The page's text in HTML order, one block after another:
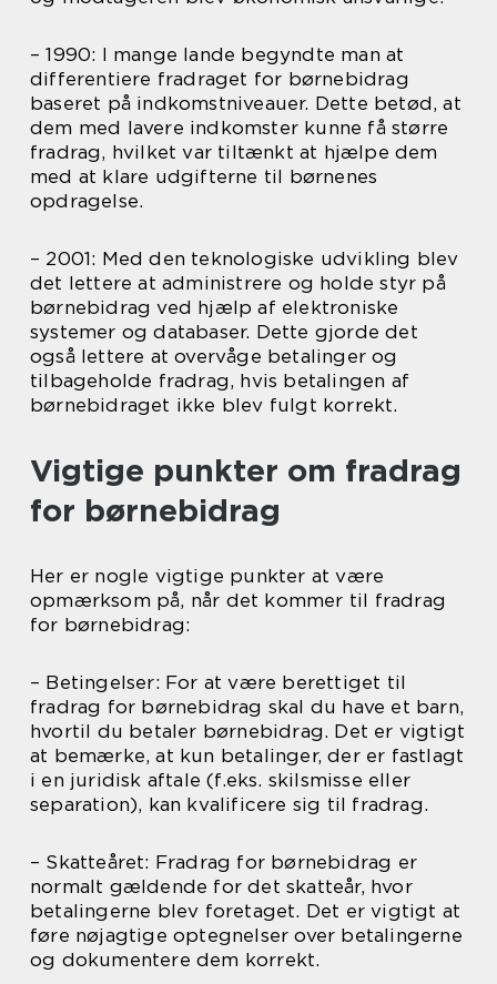
– 1990: I mange lande begyndte man at
differentiere fradraget for børnebidrag
baseret på indkomstniveauer. Dette betød, at
dem med lavere indkomster kunne få større
fradrag, hvilket var tiltænkt at hjælpe dem
med at klare udgifterne til børnenes
opdragelse.
– 2001: Med den teknologiske udvikling blev
det lettere at administrere og holde styr på
børnebidrag ved hjælp af elektroniske
systemer og databaser. Dette gjorde det
også lettere at overvåge betalinger og
tilbageholde fradrag, hvis betalingen af
børnebidraget ikke blev fulgt korrekt.
Vigtige punkter om fradrag
for børnebidrag
Her er nogle vigtige punkter at være
opmærksom på, når det kommer til fradrag
for børnebidrag:
– Betingelser: For at være berettiget til
fradrag for børnebidrag skal du have et barn,
hvortil du betaler børnebidrag. Det er vigtigt
at bemærke, at kun betalinger, der er fastlagt
i en juridisk aftale (f.eks. skilsmisse eller
separation), kan kvalificere sig til fradrag.
– Skatteåret: Fradrag for børnebidrag er
normalt gældende for det skatteår, hvor
betalingerne blev foretaget. Det er vigtigt at
føre nøjagtige optegnelser over betalingerne
og dokumentere dem korrekt.